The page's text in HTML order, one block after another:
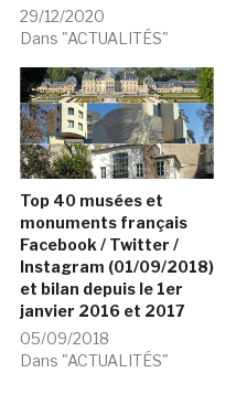
29/12/2020
Dans "ACTUALITÉS"
Top 40 musées et
monuments français
Facebook / Twitter /
Instagram (01/09/2018)
et bilan depuis le 1er
janvier 2016 et 2017
05/09/2018
Dans "ACTUALITÉS"